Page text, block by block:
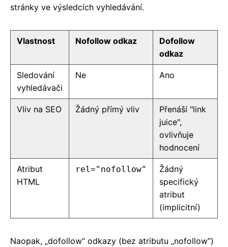
stránky ve výsledcích vyhledávání.
Vlastnost Nofollow odkaz
Dofollow
odkaz
Sledování
vyhledávači
Ne Ano
Vliv na SEO Žádný přímý vliv
Přenáší "link
juice",
ovlivňuje
hodnocení
Atribut
HTML
rel="nofollow"
Žádný
specifický
atribut
(implicitní)
Naopak, „dofollow“ odkazy (bez atributu „nofollow“)